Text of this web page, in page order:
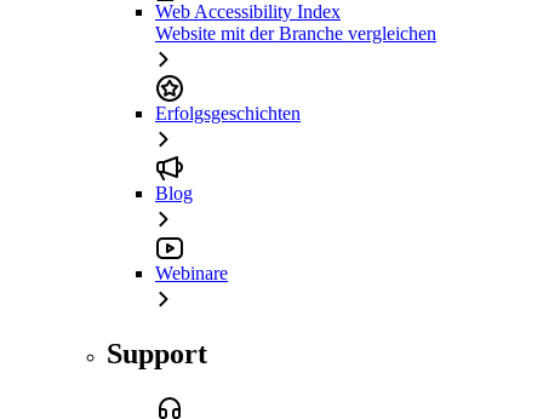
Web Accessibility Index
Website mit der Branche vergleichen
Erfolgsgeschichten
Blog
Webinare
Support